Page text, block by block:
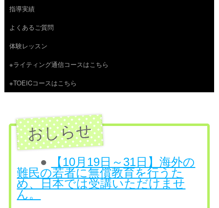
ン
ツ
へ
ス
キ
指導実績
よくあるご質問
体験レッスン
※ライティング通信コースはこちら
※TOEICコースはこちら
●
【10月19日～31日】海外の
難民の若者に無償教育を行うた
め、日本では受講いただけませ
ん。